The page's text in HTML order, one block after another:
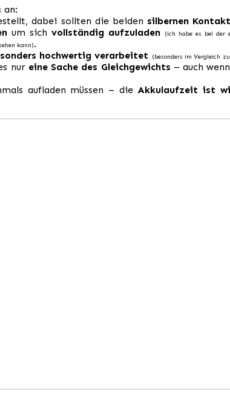
an:
dabei sollten die beiden silbernen
um sich vollständig aufzuladen (ich habe es bei der
kann).
hochwertig verarbeitet (besonders im Vergleich
nureine Sache des Gleichgewichts – auch
aufladen müssen – die Akkulaufzeit ist